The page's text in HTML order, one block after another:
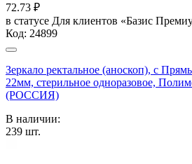
72.73 ₽
в статусе Для клиентов «Базис
Код: 24899
Зеркало ректальное (аноскоп), с
22мм, стерильное одноразовое,
(РОССИЯ)
В наличии:
239 шт.